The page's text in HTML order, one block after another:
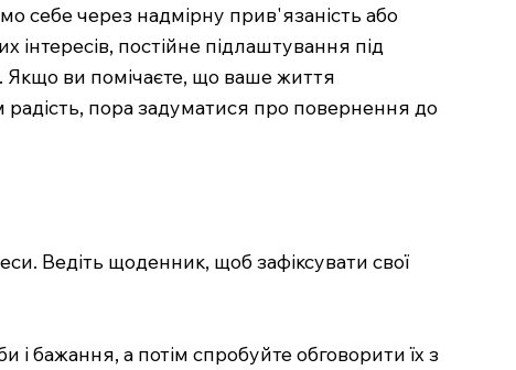
себе через надмірну прив'язаність або
постійне підлаштування під
Якщо ви помічаєте, що ваше життя
пора задуматися про повернення до
Ведіть щоденник, щоб зафіксувати свої
бажання, а потім спробуйте обговорити їх з